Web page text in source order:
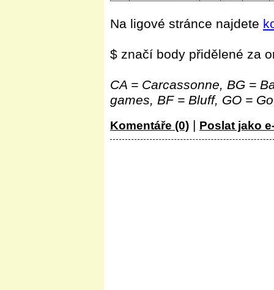
Na ligové stránce najdete
$ značí body přidělené za
CA = Carcassonne, BG =
games, BF = Bluff, GO =
Komentáře (0) | Poslat jako